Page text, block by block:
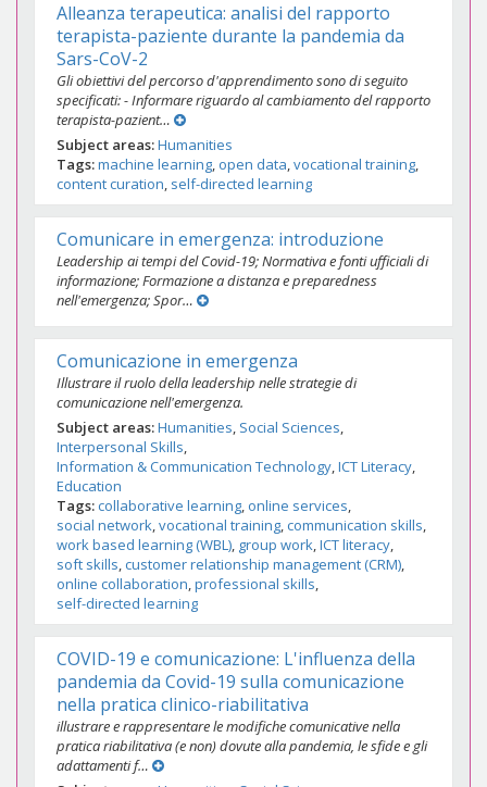
Alleanza terapeutica: analisi del rapporto
terapista-paziente durante la pandemia da
Sars-CoV-2
Gli obiettivi del percorso d'apprendimento sono di seguito
specificati: - Informare riguardo al cambiamento del rapporto
terapista-pazient…
Subject areas Humanities
Tags machine learning open data vocational training
content curation self-directed learning
Comunicare in emergenza: introduzione
Leadership ai tempi del Covid-19; Normativa e fonti ufficiali di
informazione; Formazione a distanza e preparedness
nell'emergenza; Spor…
Comunicazione in emergenza
Illustrare il ruolo della leadership nelle strategie di
comunicazione nell'emergenza.
Subject areas Humanities Social Sciences
Interpersonal Skills
Information & Communication Technology ICT Literacy
Education
Tags collaborative learning online services
social network vocational training communication skills
work based learning (WBL) group work ICT literacy
soft skills customer relationship management (CRM)
online collaboration professional skills
self-directed learning
COVID-19 e comunicazione: L'influenza della
pandemia da Covid-19 sulla comunicazione
nella pratica clinico-riabilitativa
illustrare e rappresentare le modifiche comunicative nella
pratica riabilitativa (e non) dovute alla pandemia, le sfide e gli
adattamenti f…